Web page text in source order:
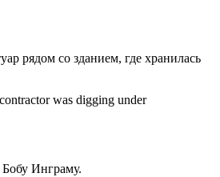
рядом со зданием, где хранилась
was digging under
Инграму.